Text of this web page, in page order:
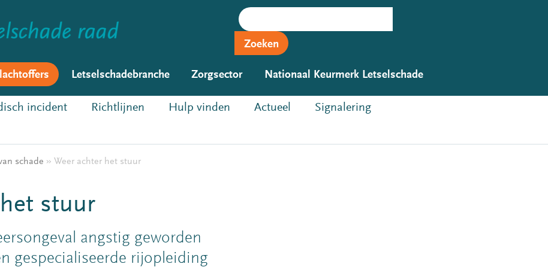
Zoeken
Letselschadebranche Zorgsector Nationaal Keurmerk Letselschade
incident Richtlijnen Hulp vinden Actueel
Signalering
schade » Weer achter het stuur
stuur
angstig geworden
gespecialiseerde rijopleiding